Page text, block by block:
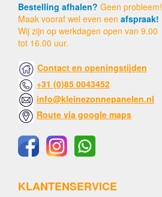
Bestelling afhalen? Geen probleem!
Maak vooraf wel even een afspraak!
Wij zijn op werkdagen open van 9.00
tot 16.00 uur.
Contact en openingstijden
+31 (0)85 0043452
info@kleinezonnepanelen.nl
Route via google maps
KLANTENSERVICE